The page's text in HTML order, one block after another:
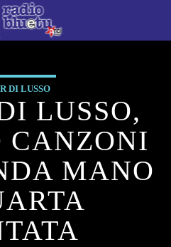
DI LUSSO
LUSSO,
CANZONI
MANO